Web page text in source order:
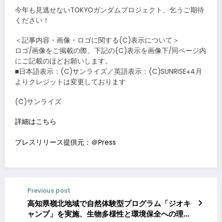
今年も見逃せないTOKYOガンダムプロジェクト、乞うご期待
ください！
＜記事内容・画像・ロゴに関する(C)表示について＞
ロゴ/画像をご掲載の際、下記の(C)表示を画像下/同ページ内
にご記載のほどお願いします。
■日本語表示：(C)サンライズ／英語表示：(C)SUNRISE※4月
よりクレジットは変更しております
(C)サンライズ
詳細はこちら
プレスリリース提供元：＠Press
Previous post
高知県嶺北地域で自然体験型プログラム「ジオキ
ャンプ」を実施、生物多様性と環境保全への理解